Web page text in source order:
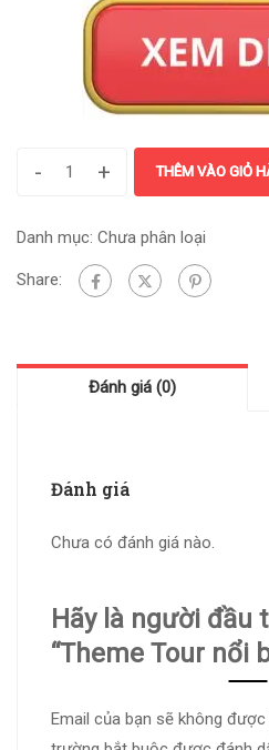
- + THÊM VÀO GIỎ
Danh mục: Chưa phân loại
Share:
Đánh giá (0)
Đánh giá
Chưa có đánh giá nào.
Hãy là người đầu
“Theme Tour nổi
Email của bạn sẽ không